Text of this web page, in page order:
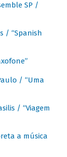
SP /
/ “Spanish
/ “Uma
/ “Viagem
a música